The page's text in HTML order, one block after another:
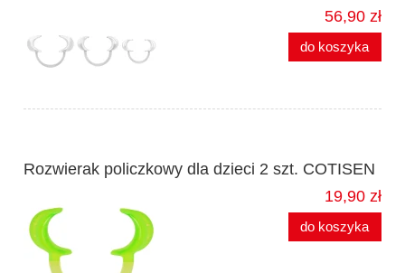
56,90 zł
do koszyka
Rozwierak policzkowy dla dzieci 2 szt. COTISEN
19,90 zł
do koszyka